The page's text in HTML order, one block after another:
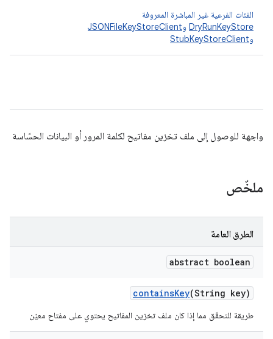
الفئات الفرعية غير المباشرة المعروفة
DryRunKeyStore وJSONFileKeyStoreClient
وStubKeyStoreClient
واجهة للوصول إلى ملف تخزين مفاتيح لكلمة المرور أو البيانات الحسّاسة
ملخّص
الطرق العامة
abstract boolean
containsKey(String key)
طريقة للتحقّق مما إذا كان ملف تخزين المفاتيح يحتوي على مفتاح معيّن